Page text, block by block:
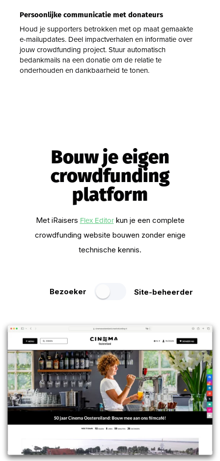
Persoonlijke communicatie met donateurs
Houd je supporters betrokken met op maat gemaakte
e-mailupdates. Deel impactverhalen en informatie over
jouw crowdfunding project. Stuur automatisch
bedankmails na een donatie om de relatie te
onderhouden en dankbaarheid te tonen.
Bouw je eigen
crowdfunding
platform
Met iRaisers Flex Editorkun je een complete
crowdfunding website bouwen zonder enige
technische kennis.
Bezoeker Site-beheerder